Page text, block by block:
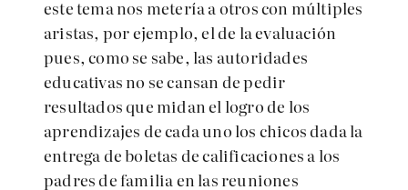
este tema nos metería a otros con múltiples
aristas, por ejemplo, el de la evaluación
pues, como se sabe, las autoridades
educativas no se cansan de pedir
resultados que midan el logro de los
aprendizajes de cada uno los chicos dada la
entrega de boletas de calificaciones a los
padres de familia en las reuniones